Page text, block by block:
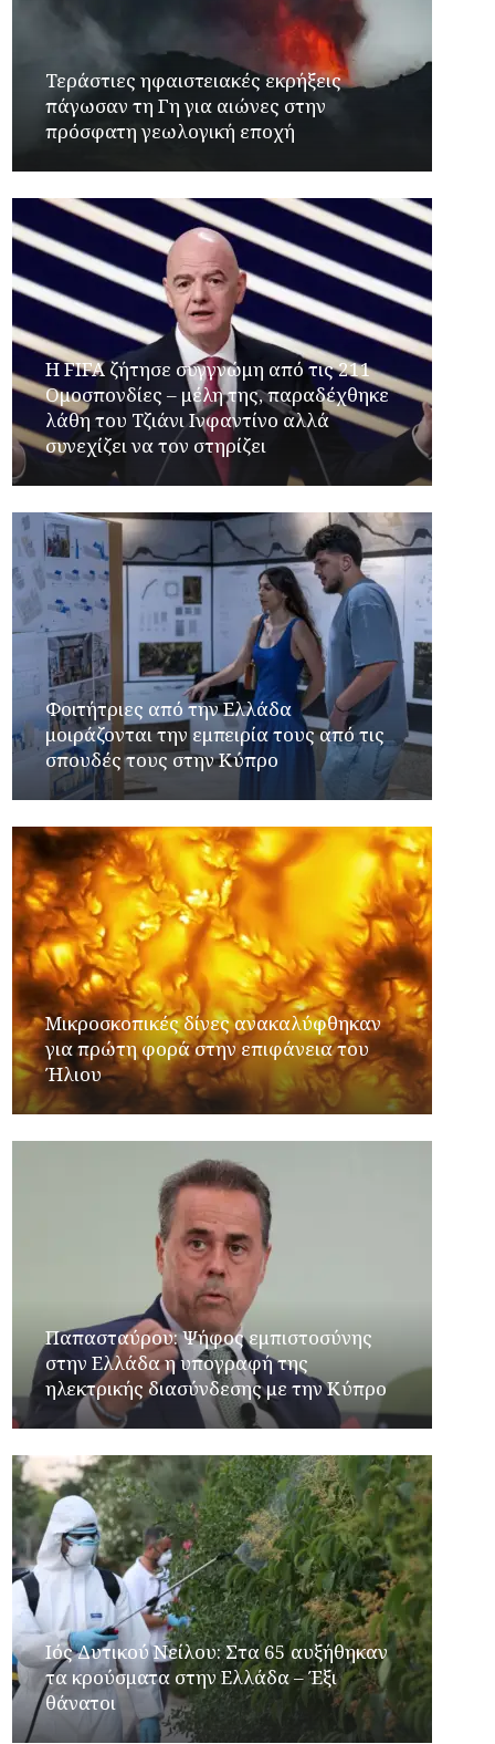
Τεράστιες ηφαιστειακές εκρήξεις
πάγωσαν τη Γη για αιώνες στην
πρόσφατη γεωλογική εποχή
Η FIFA ζήτησε συγγνώμη από τις 211
Ομοσπονδίες – μέλη της, παραδέχθηκε
λάθη του Τζιάνι Ινφαντίνο αλλά
συνεχίζει να τον στηρίζει
Φοιτήτριες από την Ελλάδα
μοιράζονται την εμπειρία τους από τις
σπουδές τους στην Κύπρο
Μικροσκοπικές δίνες ανακαλύφθηκαν
για πρώτη φορά στην επιφάνεια του
Ήλιου
Παπασταύρου: Ψήφος εμπιστοσύνης
στην Ελλάδα η υπογραφή της
ηλεκτρικής διασύνδεσης με την Κύπρο
Ιός Δυτικού Νείλου: Στα 65 αυξήθηκαν
τα κρούσματα στην Ελλάδα – Έξι
θάνατοι